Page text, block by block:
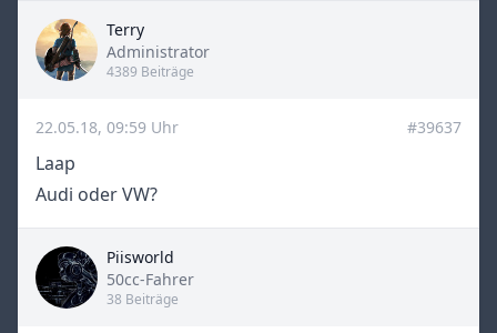
Terry
Title
Administrator
4389 Beiträge
22.05.18, 09:59 Uhr #39637
Laap
Audi oder VW?
Piisworld
Title
50cc-Fahrer
38 Beiträge